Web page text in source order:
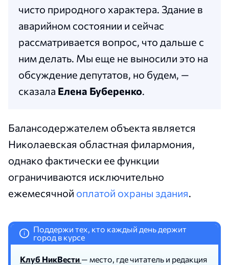
чисто природного характера. Здание в
аварийном состоянии и сейчас
рассматривается вопрос, что дальше с
ним делать. Мы еще не выносили это на
обсуждение депутатов, но будем, —
сказала Елена Буберенко.
Балансодержателем объекта является
Николаевская областная филармония,
однако фактически ее функции
ограничиваются исключительно
ежемесячной оплатой охраны здания.
i
Поддержи тех, кто каждый день держит
город в курсе
Клуб НикВести — место, где читатель и редакция